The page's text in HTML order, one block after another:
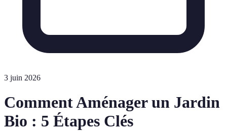
3 juin 2026
Comment Aménager un Jardin
Bio : 5 Étapes Clés